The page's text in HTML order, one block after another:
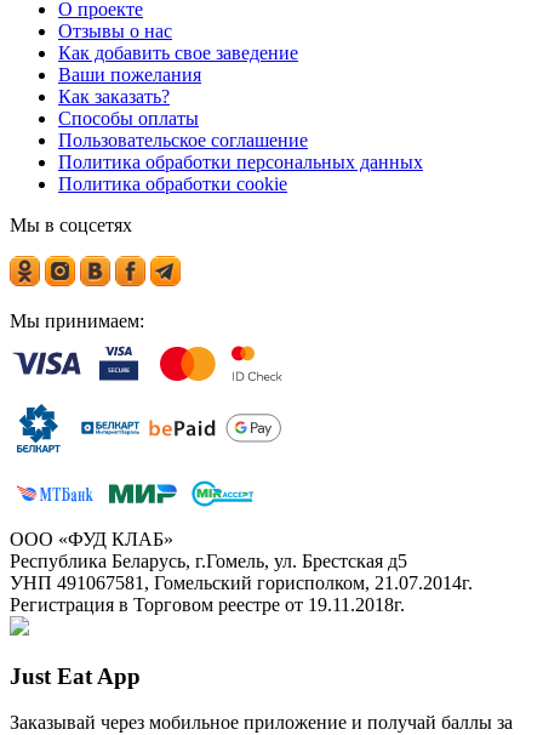
О проекте
Отзывы о нас
Как добавить свое заведение
Ваши пожелания
Как заказать?
Способы оплаты
Пользовательское соглашение
Политика обработки персональных данных
Политика обработки cookie
Мы в соцсетях
Мы принимаем:
ООО «ФУД КЛАБ»
Республика Беларусь, г.Гомель, ул. Брестская д5
УНП 491067581, Гомельский горисполком, 21.07.2014г.
Регистрация в Торговом реестре от 19.11.2018г.
Just Eat App
Заказывай через мобильное приложение и получай баллы за